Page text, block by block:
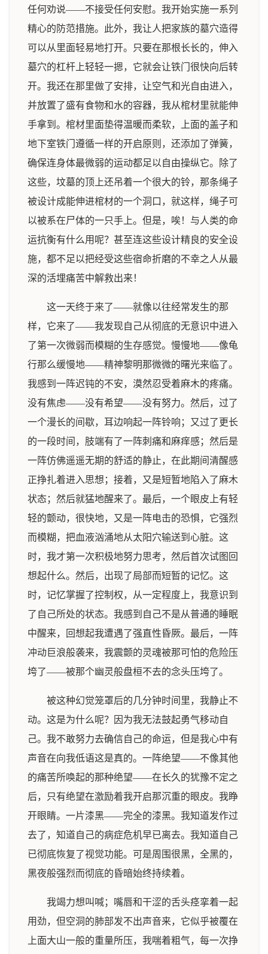
任何劝说——不接受任何安慰。我开始实施一系列
精心的防范措施。此外，我让人把家族的墓穴造得
可以从里面轻易地打开。只要在那根长长的，伸入
墓穴的杠杆上轻轻一摁，它就会让铁门很快向后转
开。我还在那里做了安排，让空气和光自由进入，
并放置了盛有食物和水的容器，我从棺材里就能伸
手拿到。棺材里面垫得温暖而柔软，上面的盖子和
地下室铁门遵循一样的开启原则，还添加了弹簧，
确保连身体最微弱的运动都足以自由操纵它。除了
这些，坟墓的顶上还吊着一个很大的铃，那条绳子
被设计成能伸进棺材的一个洞口，就这样，绳子可
以被系在尸体的一只手上。但是，唉！与人类的命
运抗衡有什么用呢？甚至连这些设计精良的安全设
施，都不足以把经受这些宿命折磨的不幸之人从最
深的活埋痛苦中解救出来！
这一天终于来了——就像以往经常发生的那
样，它来了——我发现自己从彻底的无意识中进入
了第一次微弱而模糊的生存感觉。慢慢地——像龟
行那么缓慢地——精神黎明那微微的曙光来临了。
我感到一阵迟钝的不安，漠然忍受着麻木的疼痛。
没有焦虑——没有希望——没有努力。然后，过了
一个漫长的间歇，耳边响起一阵铃响；又过了更长
的一段时间，肢端有了一阵刺痛和麻痒感；然后是
一阵仿佛遥遥无期的舒适的静止，在此期间清醒感
正挣扎着进入思想；接着，又是短暂地陷入了麻木
状态；然后就猛地醒来了。最后，一个眼皮上有轻
轻的颤动，很快地，又是一阵电击的恐惧，它强烈
而模糊，把血液汹涌地从太阳穴输送到心脏。这
时，我才第一次积极地努力思考，然后首次试图回
想起什么。然后，出现了局部而短暂的记忆。这
时，记忆掌握了控制权，从一定程度上，我意识到
了自己所处的状态。我感到自己不是从普通的睡眠
中醒来，回想起我遭遇了强直性昏厥。最后，一阵
冲动巨浪般袭来，我震颤的灵魂被那可怕的危险压
垮了——被那个幽灵般盘桓不去的念头压垮了。
被这种幻觉笼罩后的几分钟时间里，我静止不
动。这是为什么呢？因为我无法鼓起勇气移动自
己。我不敢努力去确信自己的命运，但是我心中有
声音在向我低语这是真的。一阵绝望——不像其他
的痛苦所唤起的那种绝望——在长久的犹豫不定之
后，只有绝望在激励着我开启那沉重的眼皮。我睁
开眼睛。一片漆黑——完全的漆黑。我知道发作过
去了，知道自己的病症危机早已离去。我知道自己
已彻底恢复了视觉功能。可是周围很黑，全黑的，
黑夜般强烈而彻底的昏暗始终持续着。
我竭力想叫喊；嘴唇和干涩的舌头痉挛着一起
用劲，但空洞的肺部发不出声音来，它似乎被覆在
上面大山一般的重量所压，我喘着粗气，每一次挣